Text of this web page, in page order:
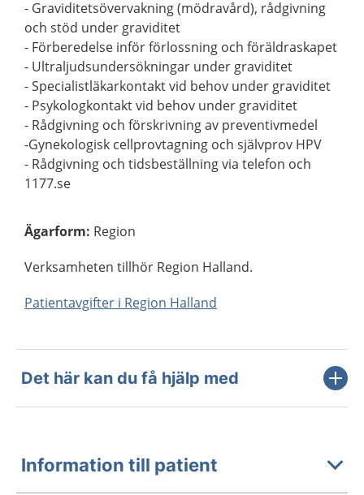
- Graviditetsövervakning (mödravård), rådgivning
och stöd under graviditet
- Förberedelse inför förlossning och föräldraskapet
- Ultraljudsundersökningar under graviditet
- Specialistläkarkontakt vid behov under graviditet
- Psykologkontakt vid behov under graviditet
- Rådgivning och förskrivning av preventivmedel
-Gynekologisk cellprovtagning och självprov HPV
- Rådgivning och tidsbeställning via telefon och
1177.se
Ägarform: Region
Verksamheten tillhör Region Halland.
Patientavgifter i Region Halland
Det här kan du få hjälp med
Information till patient